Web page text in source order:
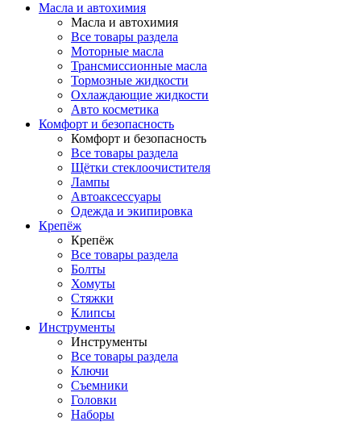
Масла и автохимия
Масла и автохимия
Все товары раздела
Моторные масла
Трансмиссионные масла
Тормозные жидкости
Охлаждающие жидкости
Авто косметика
Комфорт и безопасность
Комфорт и безопасность
Все товары раздела
Щётки стеклоочистителя
Лампы
Автоаксессуары
Одежда и экипировка
Крепёж
Крепёж
Все товары раздела
Болты
Хомуты
Стяжки
Клипсы
Инструменты
Инструменты
Все товары раздела
Ключи
Съемники
Головки
Наборы